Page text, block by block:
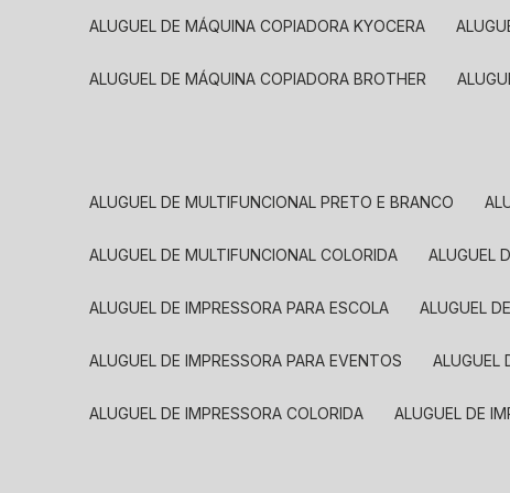
ALUGUEL DE MÁQUINA COPIADORA KYOCERA
ALUGUEL DE MÁQUINA COPIADORA BROTHER
ALUGUEL DE MULTIFUNCIONAL PRETO E BRANCO
ALUGUEL DE MULTIFUNCIONAL COLORIDA ALUGUEL
ALUGUEL DE IMPRESSORA PARA ESCOLA ALUGUEL
ALUGUEL DE IMPRESSORA PARA EVENTOS
ALUGUEL DE IMPRESSORA COLORIDA ALUGUEL DE